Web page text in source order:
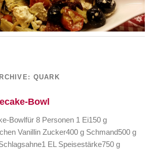
QUARK
Bowl
Bowlfür 8 Personen 1 Ei150 g
Vanillin Zucker400 g Schmand500 g
EL Speisestärke750 g